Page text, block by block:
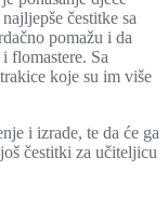
čestitke sa
pomažu i da
flomastere. Sa
koje su im više
i izrade, te da će ga
čestitki za učiteljicu